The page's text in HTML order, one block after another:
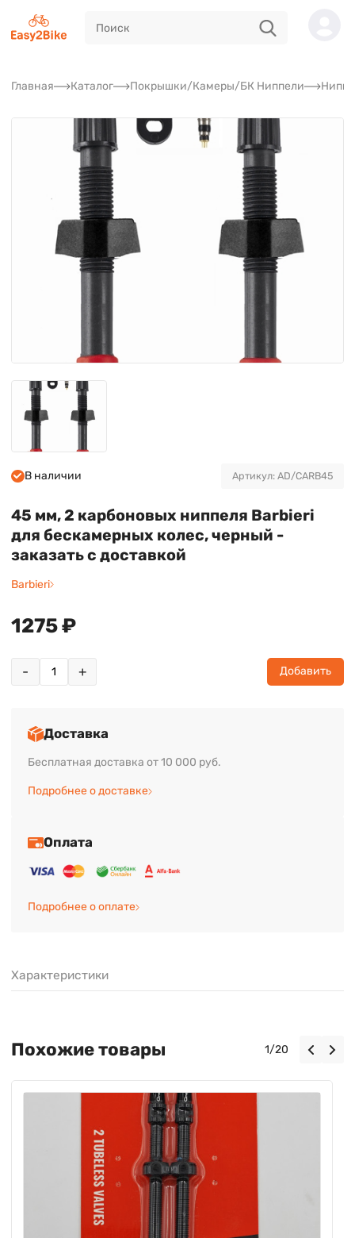
Главная Каталог Покрышки/Камеры/БК Ниппели
В наличии Артикул: AD/CARB45
45 мм, 2 карбоновых ниппеля Barbieri
для бескамерных колес, черный -
заказать с доставкой
Barbieri
1275 ₽
- + Добавить
Доставка
Бесплатная доставка от 10 000 руб.
Подробнее о доставке
Оплата
Подробнее о оплате
Характеристики
Похожие товары 1/20